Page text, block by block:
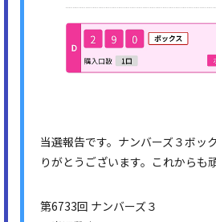
当選報告です。ナンバーズ３ボッ
りがとうございます。これからも
第6733回 ナンバーズ３